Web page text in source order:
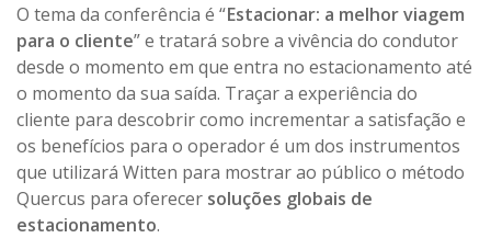
O tema da conferência é “Estacionar: a melhor viagem
para o cliente” e tratará sobre a vivência do condutor
desde o momento em que entra no estacionamento até
o momento da sua saída. Traçar a experiência do
cliente para descobrir como incrementar a satisfação e
os benefícios para o operador é um dos instrumentos
que utilizará Witten para mostrar ao público o método
Quercus para oferecer soluções globais de
estacionamento.